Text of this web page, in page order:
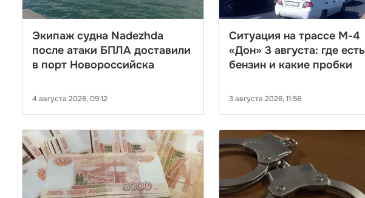
Экипаж судна Nadezhda
после атаки БПЛА доставили
в порт Новороссийска
4 августа 2026, 09:12
Ситуация на трассе М-4
«Дон» 3 августа: где есть
бензин и какие пробки
3 августа 2026, 11:56